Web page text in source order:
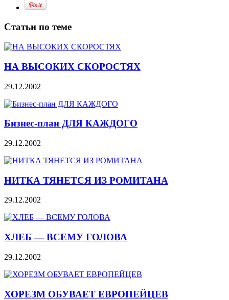
Статьи по теме
НА ВЫСОКИХ СКОРОСТЯХ
29.12.2002
Бизнес-план ДЛЯ КАЖДОГО
29.12.2002
НИТКА ТЯНЕТСЯ ИЗ РОМИТАНА
29.12.2002
ХЛЕБ — ВСЕМУ ГОЛОВА
29.12.2002
ХОРЕЗМ ОБУВАЕТ ЕВРОПЕЙЦЕВ